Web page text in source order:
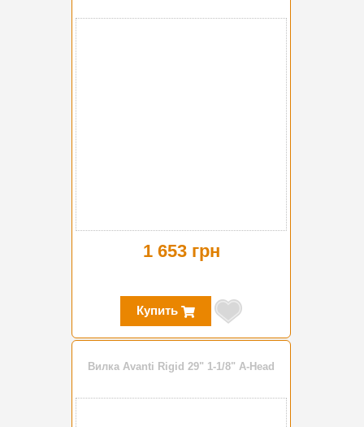
1 653 грн
Купить
Вилка Avanti Rigid 29" 1-1/8" A-Head